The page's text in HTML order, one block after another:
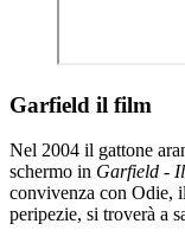
Garfield il film
Nel 2004 il gattone
schermo in Garfield -
convivenza con Odie,
peripezie, si troverà a